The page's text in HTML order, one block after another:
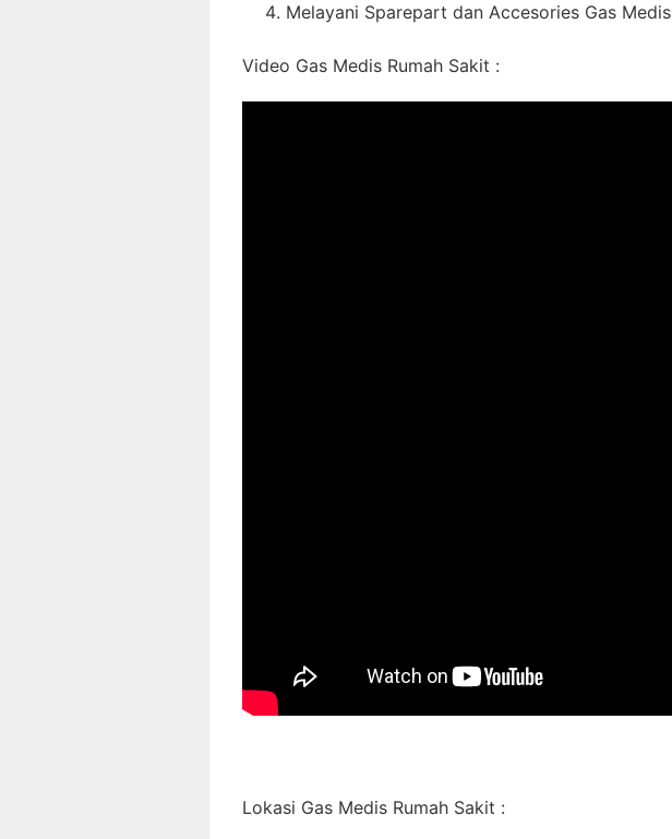
Melayani Sparepart dan Accesories Gas Medis
Video Gas Medis Rumah Sakit :
Lokasi Gas Medis Rumah Sakit :